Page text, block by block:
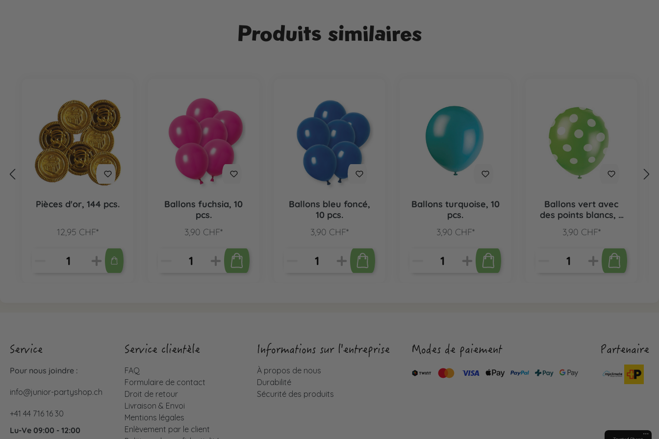
Produits similaires
Pièces d'or, 144 pcs.
12,95 CHF*
Ballons fuchsia, 10
pcs.
3,90 CHF*
Ballons bleu foncé,
10 pcs.
3,90 CHF*
Ballons turquoise, 10
pcs.
3,90 CHF*
Ballons vert avec
des points blancs, 6
3,90 CHF*
Service
Pour nous joindre :
info@junior-partyshop.ch
+41 44 716 16 30
Lu-Ve 09:00 - 12:00
Service clientèle
FAQ
Formulaire de contact
Droit de retour
Livraison & Envoi
Mentions légales
Enlèvement par le client
Informations sur l'entreprise
À propos de nous
Durabilité
Sécurité des produits
Modes de paiement Partenaire